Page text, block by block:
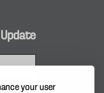
your user